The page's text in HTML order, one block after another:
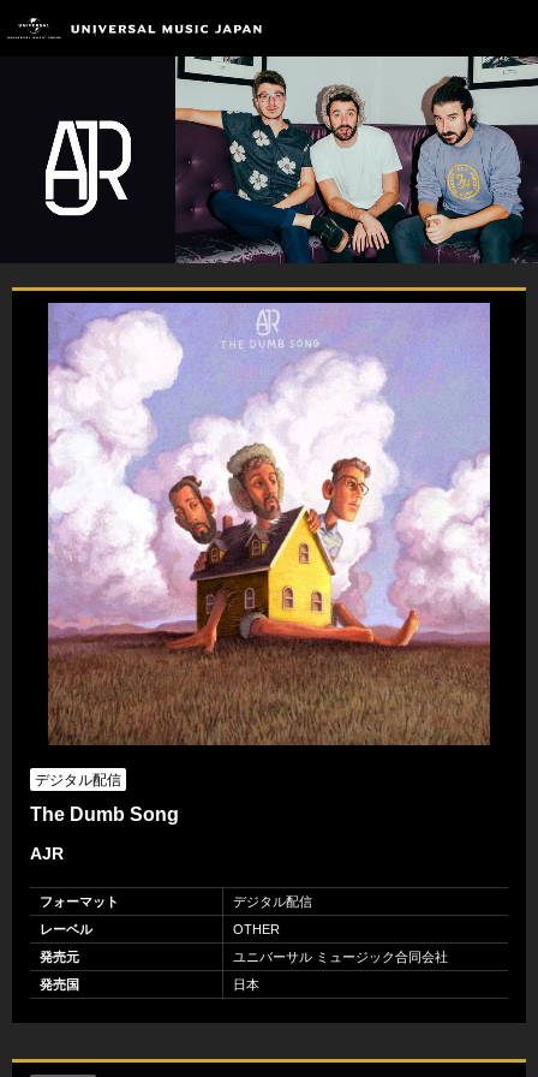
デジタル配信
The Dumb Song
AJR
フォーマット
デジタル配信
レーベル
OTHER
発売元
ユニバーサル ミュージック合同会社
発売国
日本